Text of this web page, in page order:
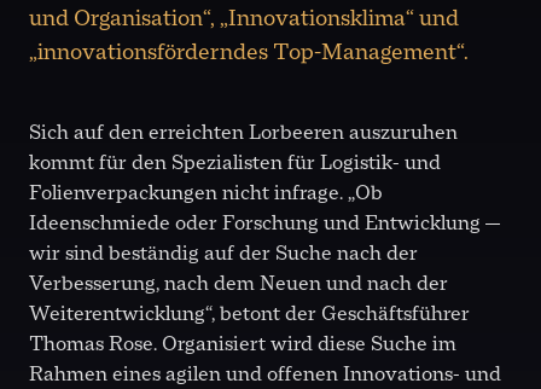
und Organisation“, „Innovationsklima“ und
„innovationsförderndes Top-Management“.
Sich auf den erreichten Lorbeeren auszuruhen
kommt für den Spezialisten für Logistik- und
Folienverpackungen nicht infrage. „Ob
Ideenschmiede oder Forschung und Entwicklung —
wir sind beständig auf der Suche nach der
Verbesserung, nach dem Neuen und nach der
Weiterentwicklung“, betont der Geschäftsführer
Thomas Rose. Organisiert wird diese Suche im
Rahmen eines agilen und offenen Innovations- und